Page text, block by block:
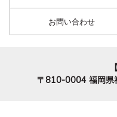
お問い合わせ
〒810-0004 福岡県